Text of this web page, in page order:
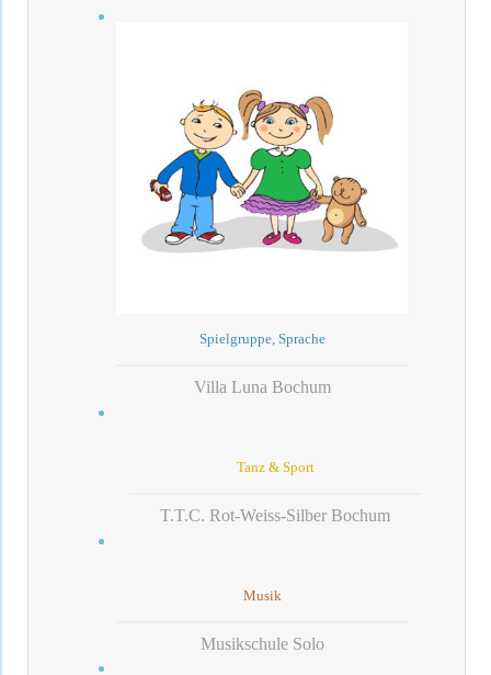
Spielgruppe, Sprache
Villa Luna Bochum
Tanz & Sport
T.T.C. Rot-Weiss-Silber Bochum
Musik
Musikschule Solo